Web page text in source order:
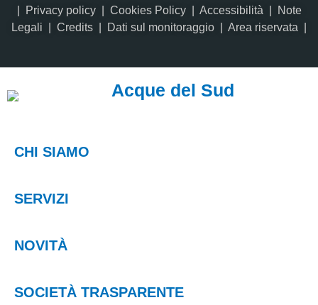
Privacy policy| Cookies Policy| Accessibilità
Note
Legali
Credits | Dati sul monitoraggio | Area riservata |
Acque del Sud
CHI SIAMO
SERVIZI
NOVITÀ
SOCIETÀ TRASPARENTE